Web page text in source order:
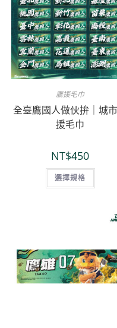
鷹援毛巾
全臺鷹國人做伙拚｜城
援毛巾
NT$450
選擇規格